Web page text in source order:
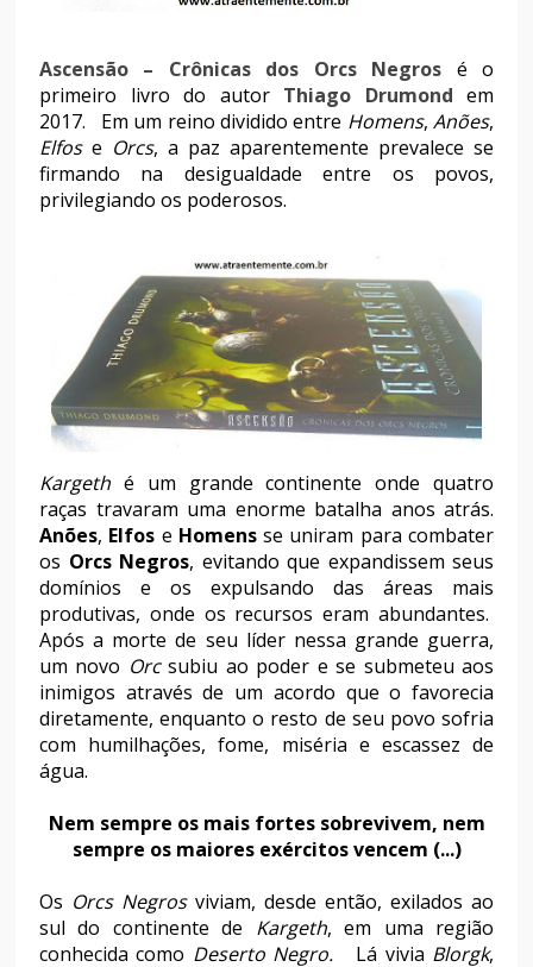
Ascensão – Crônicas dos Orcs Negros é o
primeiro livro do autor Thiago Drumond em
2017. Em um reino dividido entre Homens,Anões,
Elfos e Orcs, a paz aparentemente prevalece se
firmando na desigualdade entre os povos,
privilegiando os poderosos.
Kargeth é um grande continente onde quatro
raças travaram uma enorme batalha anos atrás.
Anões, Elfos e Homensse uniram para combater
os Orcs Negros, evitando que expandissem seus
domínios e os expulsando das áreas mais
produtivas, onde os recursos eram abundantes.
Após a morte de seu líder nessa grande guerra,
um novo Orcsubiu ao poder e se submeteu aos
inimigos através de um acordo que o favorecia
diretamente, enquanto o resto de seu povo sofria
com humilhações, fome, miséria e escassez de
água.
Nem sempre os mais fortes sobrevivem, nem
sempre os maiores exércitos vencem (...)
Os Orcs Negrosviviam, desde então, exilados ao
sul do continente de Kargeth, em uma região
conhecida como Deserto Negro. Lá vivia Blorgk,